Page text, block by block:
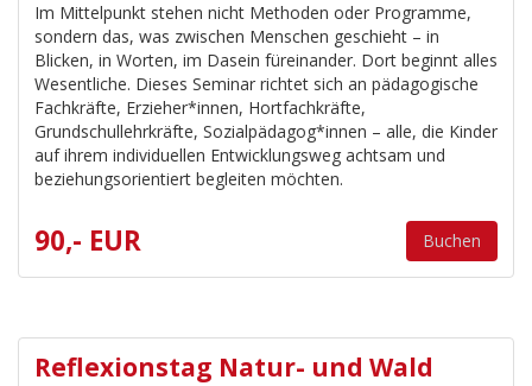
Im Mittelpunkt stehen nicht Methoden oder Programme,
sondern das, was zwischen Menschen geschieht – in
Blicken, in Worten, im Dasein füreinander. Dort beginnt alles
Wesentliche. Dieses Seminar richtet sich an pädagogische
Fachkräfte, Erzieher*innen, Hortfachkräfte,
Grundschullehrkräfte, Sozialpädagog*innen – alle, die Kinder
auf ihrem individuellen Entwicklungsweg achtsam und
beziehungsorientiert begleiten möchten.
90,- EUR Buchen
Reflexionstag Natur- und Wald